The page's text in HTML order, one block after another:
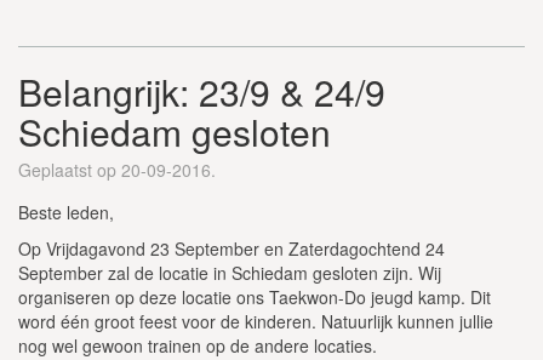
KINDERFEESTJES
WEBSHOP
SCHRIJF JE NU IN!
CONTACT
Belangrijk: 23/9 & 24/9
Schiedam gesloten
Geplaatst op 20-09-2016.
Beste leden,
Op Vrijdagavond 23 September en Zaterdagochtend 24
September zal de locatie in Schiedam gesloten zijn. Wij
organiseren op deze locatie ons Taekwon-Do jeugd kamp. Dit
word één groot feest voor de kinderen. Natuurlijk kunnen jullie
nog wel gewoon trainen op de andere locaties.